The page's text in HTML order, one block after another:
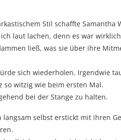
Stil schaffte Samantha
laut lachen, denn es war
ließ, was sie über ihre
sich wiederholen. Irgendwie
so witzig wie beim ersten Mal.
bei der Stange zu halten.
selbst erstickt mit ihren